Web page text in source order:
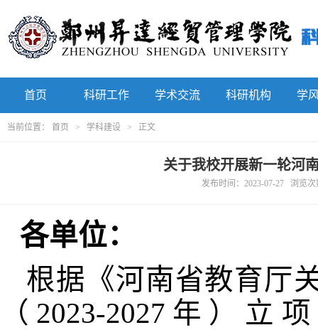
首页 科研工作 学术交流 科研机构 学
当前位置： 首页 > 学科建设 > 正文
关于我校开展新一轮河
发布时间：2023-07-27 浏览次
各单位：
根据《河南省教育厅
（ 2023-2027 年）立